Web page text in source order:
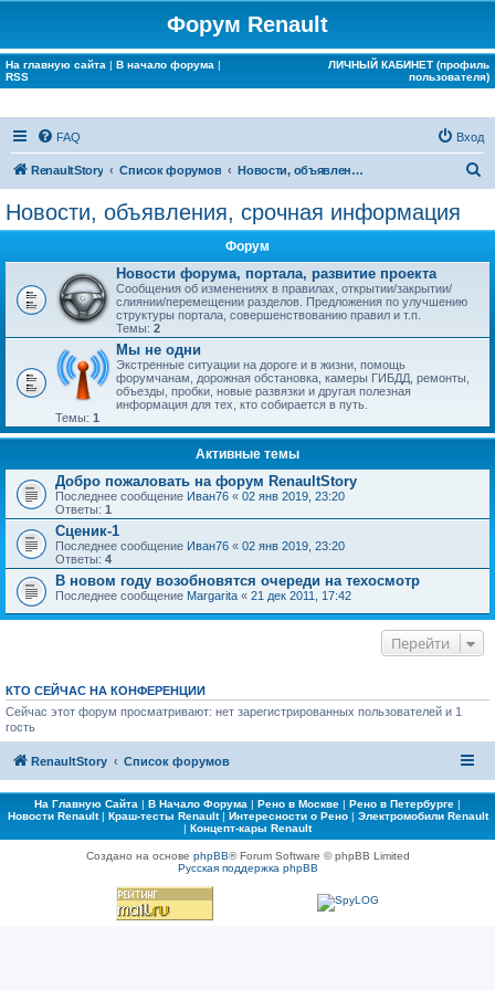
Форум Renault
На главную сайта | В начало форума |
RSS
ЛИЧНЫЙ КАБИНЕТ (профиль
пользователя)
FAQ Вход
RenaultStory Список форумов Новости, объявления, срочная информация
Новости, объявления, срочная информация
Форум
Новости форума, портала, развитие проекта
Сообщения об изменениях в правилах, открытии/закрытии/
слиянии/перемещении разделов. Предложения по улучшению
структуры портала, совершенствованию правил и т.п.
Темы: 2
Мы не одни
Экстренные ситуации на дороге и в жизни, помощь
форумчанам, дорожная обстановка, камеры ГИБДД, ремонты,
объезды, пробки, новые развязки и другая полезная
информация для тех, кто собирается в путь.
Темы: 1
Активные темы
Добро пожаловать на форум RenaultStory
Последнее сообщение Иван76 « 02 янв 2019, 23:20
Ответы: 1
Сценик-1
Последнее сообщение Иван76 « 02 янв 2019, 23:20
Ответы: 4
В новом году возобновятся очереди на техосмотр
Последнее сообщение Margarita « 21 дек 2011, 17:42
Перейти
КТО СЕЙЧАС НА КОНФЕРЕНЦИИ
Сейчас этот форум просматривают: нет зарегистрированных пользователей и 1
гость
RenaultStory Список форумов
На Главную Сайта | В Начало Форума | Рено в Москве | Рено в Петербурге |
Новости Renault| Краш-тесты Renault| Интересности о Рено| Электромобили Renault
| Концепт-кары Renault
Создано на основе phpBB® Forum Software © phpBB Limited
Русская поддержка phpBB